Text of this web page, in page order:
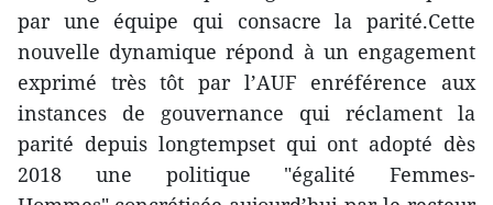
par une équipe qui consacre la parité.Cette
nouvelle dynamique répond à un engagement
exprimé très tôt par l’AUF enréférence aux
instances de gouvernance qui réclament la
parité depuis longtempset qui ont adopté dès
2018 une politique "égalité Femmes-